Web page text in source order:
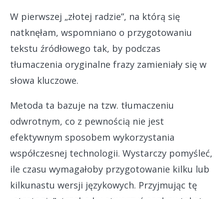
W pierwszej „złotej radzie”, na którą się
natknęłam, wspomniano o przygotowaniu
tekstu źródłowego tak, by podczas
tłumaczenia oryginalne frazy zamieniały się w
słowa kluczowe.
Metoda ta bazuje na tzw. tłumaczeniu
odwrotnym, co z pewnością nie jest
efektywnym sposobem wykorzystania
współczesnej technologii. Wystarczy pomyśleć,
ile czasu wymagałoby przygotowanie kilku lub
kilkunastu wersji językowych. Przyjmując tę